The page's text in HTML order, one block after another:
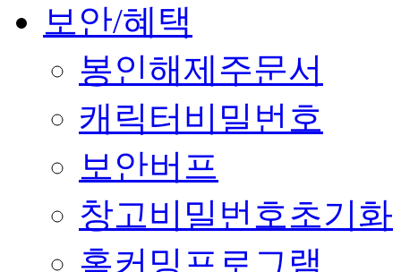
보안/혜택
봉인해제주문서
캐릭터비밀번호
보안버프
창고비밀번호초기화
홈커밍프로그램